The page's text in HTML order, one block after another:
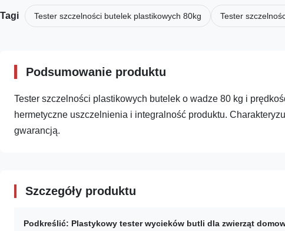
Tagi Tester szczelności butelek plastikowych 80kg Tester
Podsumowanie produktu
Tester szczelności plastikowych butelek o wadze 80 kg i
hermetyczne uszczelnienia i integralność produktu.
gwarancją.
Szczegóły produktu
Podkreślić: Plastykowy tester wycieków butli dla zwierząt